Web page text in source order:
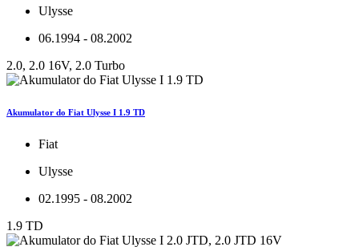
Ulysse
06.1994 - 08.2002
2.0, 2.0 16V, 2.0 Turbo
Akumulator do Fiat Ulysse I 1.9 TD
Fiat
Ulysse
02.1995 - 08.2002
1.9 TD